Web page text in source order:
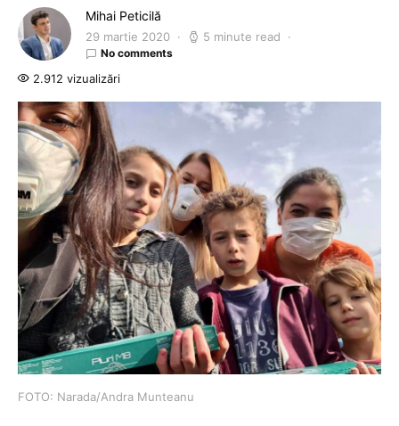
Mihai Peticilă
29 martie 2020 5 minute read
No comments
2.912 vizualizări
FOTO: Narada/Andra Munteanu